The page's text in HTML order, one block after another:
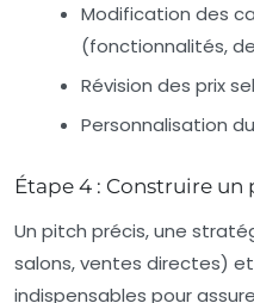
Modification des
(fonctionnalités,
Révision des prix
Personnalisation
Étape 4 : Construire
Un pitch précis, une
salons, ventes directes)
indispensables pour